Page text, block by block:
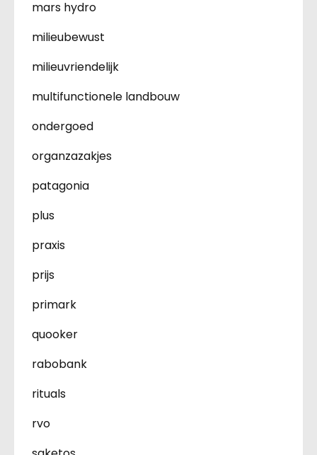
mars hydro
milieubewust
milieuvriendelijk
multifunctionele landbouw
ondergoed
organzazakjes
patagonia
plus
praxis
prijs
primark
quooker
rabobank
rituals
rvo